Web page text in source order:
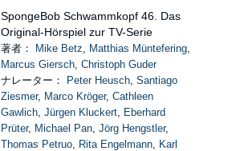
SpongeBob Schwammkopf 46. Das
Original-Hörspiel zur TV-Serie
著者： Mike Betz, Matthias Müntefering,
Marcus Giersch, Christoph Guder
ナレーター：
Peter Heusch, Santiago
Ziesmer, Marco Kröger, Cathleen
Gawlich, Jürgen Kluckert, Eberhard
Prüter, Michael Pan, Jörg Hengstler,
Thomas Petruo, Rita Engelmann, Karl